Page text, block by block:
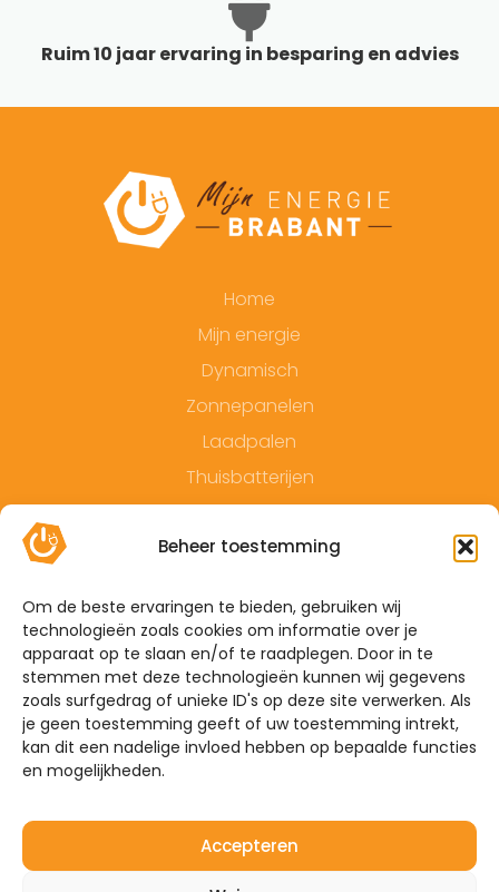
Beheer toestemming
Om de beste ervaringen te bieden, gebruiken wij
technologieën zoals cookies om informatie over je
apparaat op te slaan en/of te raadplegen. Door in te
stemmen met deze technologieën kunnen wij gegevens
zoals surfgedrag of unieke ID's op deze site verwerken. Als
je geen toestemming geeft of uw toestemming intrekt,
kan dit een nadelige invloed hebben op bepaalde functies
en mogelijkheden.
Accepteren
Ruim 10 jaar ervaring in besparing en advies
Home
Mijn energie
Dynamisch
Zonnepanelen
Laadpalen
Thuisbatterijen
Contact
Algemene voorwaarden
Privacyverklaring
Sitemap
De Hoefkens 1 5707 AZ Helmond
Westelijke Havendijk 17E 4703 RA Roosendaal
0492-350309
info@mijnenergiebrabant.nl